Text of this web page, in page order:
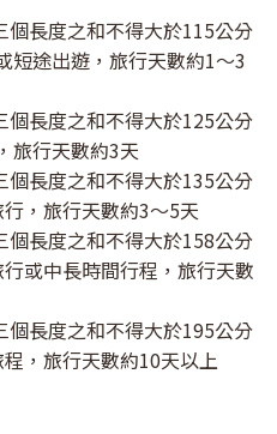
個長度之和不得大於115公分
途出遊，旅行天數約1～3
個長度之和不得大於125公分
行天數約3天
個長度之和不得大於135公分
，旅行天數約3～5天
個長度之和不得大於158公分
或中長時間行程，旅行天數
個長度之和不得大於195公分
，旅行天數約10天以上